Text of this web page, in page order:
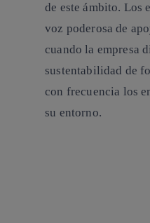
de este ámbito. Los
voz poderosa de
cuando la empresa
sustentabilidad de
con frecuencia los
su entorno.